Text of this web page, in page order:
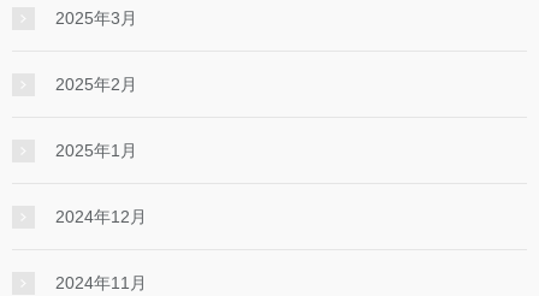
2025年3月
2025年2月
2025年1月
2024年12月
2024年11月